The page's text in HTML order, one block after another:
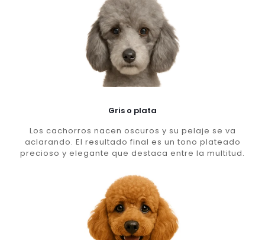
Gris o plata
Los cachorros nacen oscuros y su pelaje se va
aclarando. El resultado final es un tono plateado
precioso y elegante que destaca entre la multitud.